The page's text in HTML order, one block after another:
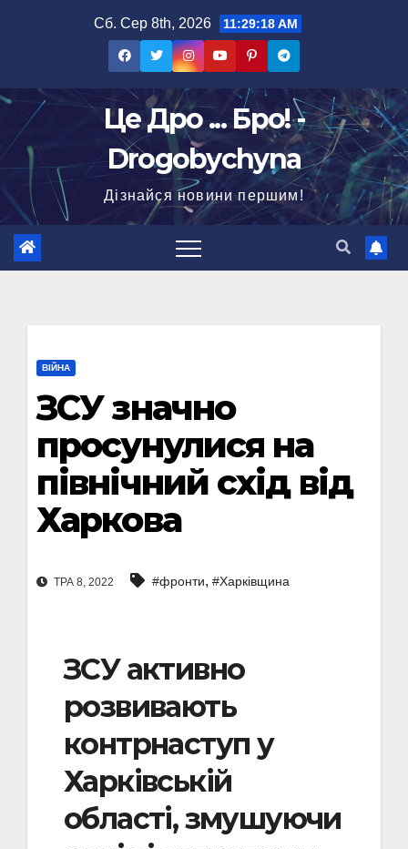
Сб. Сер 8th, 2026 11:29:19 AM
Це Дро ... Бро! -
Drogobychyna
Дізнайся новини першим!
ВІЙНА
ЗСУ значно
просунулися на
північний схід від
Харкова
ТРА 8, 2022 #фронти, #Харківщина
ЗСУ активно
розвивають
контрнаступ у
Харківській
області, змушуючи